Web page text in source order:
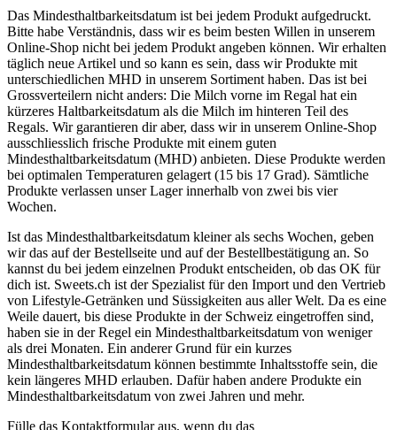
Das Mindesthaltbarkeitsdatum ist bei jedem Produkt aufgedruckt.
Bitte habe Verständnis, dass wir es beim besten Willen in unserem
Online-Shop nicht bei jedem Produkt angeben können. Wir erhalten
täglich neue Artikel und so kann es sein, dass wir Produkte mit
unterschiedlichen MHD in unserem Sortiment haben. Das ist bei
Grossverteilern nicht anders: Die Milch vorne im Regal hat ein
kürzeres Haltbarkeitsdatum als die Milch im hinteren Teil des
Regals. Wir garantieren dir aber, dass wir in unserem Online-Shop
ausschliesslich frische Produkte mit einem guten
Mindesthaltbarkeitsdatum (MHD) anbieten. Diese Produkte werden
bei optimalen Temperaturen gelagert (15 bis 17 Grad). Sämtliche
Produkte verlassen unser Lager innerhalb von zwei bis vier
Wochen.
Ist das Mindesthaltbarkeitsdatum kleiner als sechs Wochen, geben
wir das auf der Bestellseite und auf der Bestellbestätigung an. So
kannst du bei jedem einzelnen Produkt entscheiden, ob das OK für
dich ist. Sweets.ch ist der Spezialist für den Import und den Vertrieb
von Lifestyle-Getränken und Süssigkeiten aus aller Welt. Da es eine
Weile dauert, bis diese Produkte in der Schweiz eingetroffen sind,
haben sie in der Regel ein Mindesthaltbarkeitsdatum von weniger
als drei Monaten. Ein anderer Grund für ein kurzes
Mindesthaltbarkeitsdatum können bestimmte Inhaltsstoffe sein, die
kein längeres MHD erlauben. Dafür haben andere Produkte ein
Mindesthaltbarkeitsdatum von zwei Jahren und mehr.
Fülle das Kontaktformular aus, wenn du das